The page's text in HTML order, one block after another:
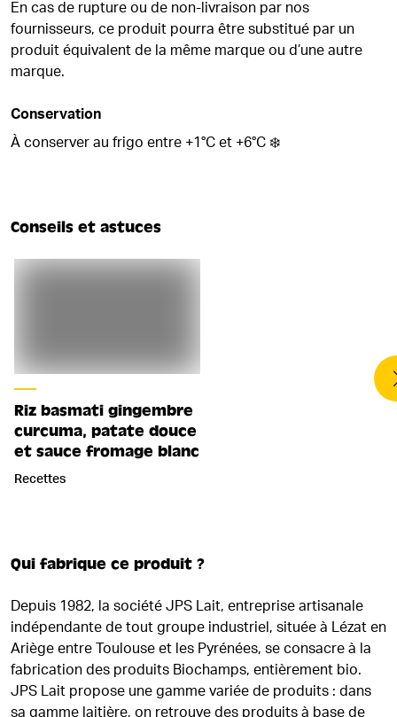
En cas de rupture ou de non-livraison par nos
fournisseurs, ce produit pourra être substitué par un
produit équivalent de la même marque ou d’une autre
marque.
Conservation
À conserver au frigo entre +1°C et +6°C ❄️
Conseils et astuces
Riz basmati gingembre
curcuma, patate douce
et sauce fromage blanc
Recettes
Qui fabrique ce produit ?
Depuis 1982, la société JPS Lait, entreprise artisanale
indépendante de tout groupe industriel, située à Lézat en
Ariège entre Toulouse et les Pyrénées, se consacre à la
fabrication des produits Biochamps, entièrement bio.
JPS Lait propose une gamme variée de produits : dans
sa gamme laitière, on retrouve des produits à base de